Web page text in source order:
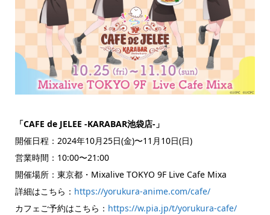
「CAFE de JELEE -KARABAR池袋店-」
開催日程：2024年10月25日(金)〜11月10日(日)
営業時間：10:00〜21:00
開催場所：東京都・Mixalive TOKYO 9F Live Cafe Mixa
詳細はこちら： https://yorukura-anime.com/cafe/
カフェご予約はこちら： https://w.pia.jp/t/yorukura-cafe/